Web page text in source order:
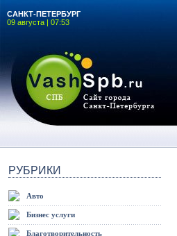
САНКТ-ПЕТЕРБУРГ
09 августа | 07:53
РУБРИКИ
Авто
Бизнес услуги
Благотворительность